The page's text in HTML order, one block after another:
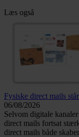
Læs også
Fysiske direct mails
06/08/2026
Selvom digitale
direct mails fortsat
direct mails både